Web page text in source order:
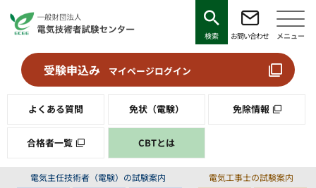
検索 お問い合わせ メニュー
よくある質問 免状（電験） 免除情報
合格者一覧 CBTとは
受験申込み マイページログイン
電気主任技術者（電験）の試験案内 電気工事士の試験案内